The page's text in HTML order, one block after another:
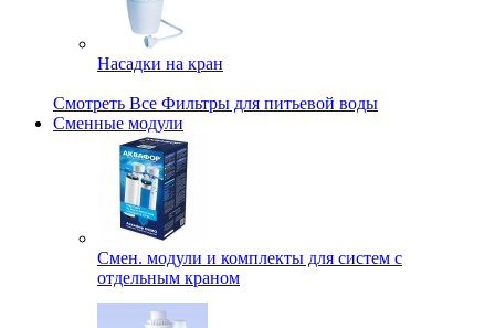
Насадки на кран
Смотреть Все Фильтры для питьевой воды
Сменные модули
Смен. модули и комплекты для систем с
отдельным краном